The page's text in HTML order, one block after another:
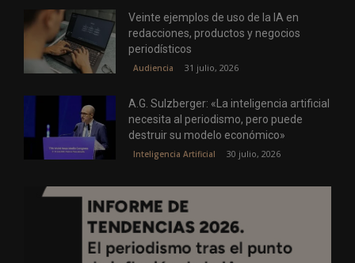
Veinte ejemplos de uso de la IA en
redacciones, productos y negocios
periodísticos
Audiencia 31 julio, 2026
A.G. Sulzberger: «La inteligencia artificial
necesita al periodismo, pero puede
destruir su modelo económico»
Inteligencia Artificial 30 julio, 2026